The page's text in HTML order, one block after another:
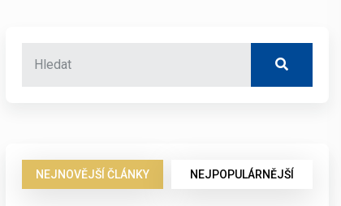
NEJNOVĚJŠÍ ČLÁNKY NEJPOPULÁRNĚJŠÍ